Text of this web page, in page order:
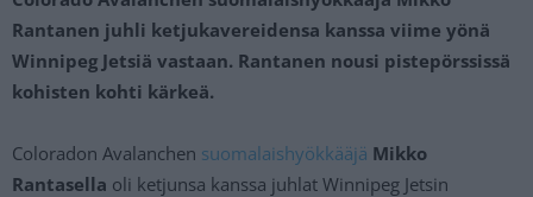
Rantanen juhli ketjukavereidensa kanssa viime yönä
Winnipeg Jetsiä vastaan. Rantanen nousi pistepörssissä
kohisten kohti kärkeä.
Coloradon Avalanchen suomalaishyökkääjä Mikko
Rantasella oli ketjunsa kanssa juhlat Winnipeg Jetsin